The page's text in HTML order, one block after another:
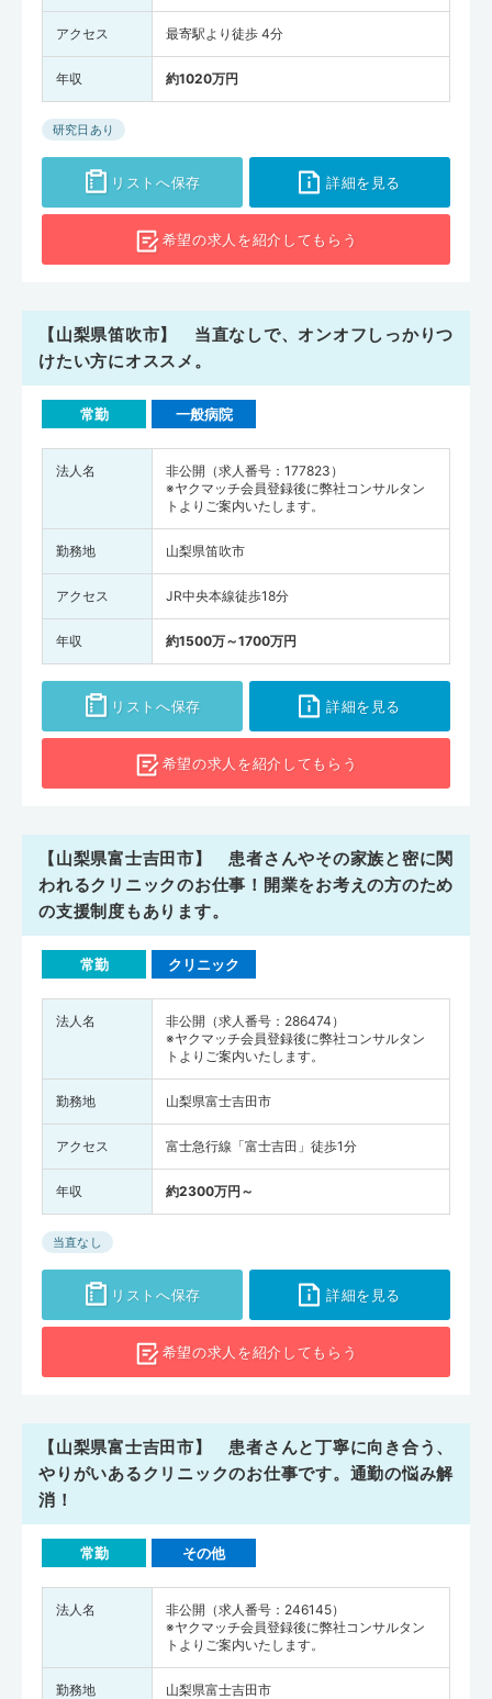
アクセス 最寄駅より徒歩 4分
年収 約1020万円
研究日あり
リストへ保存 詳細を見る
希望の求人を紹介してもらう
【山梨県笛吹市】 当直なしで、オンオフしっかりつ
けたい方にオススメ。
常勤 一般病院
法人名
非公開（求人番号：177823）
※ヤクマッチ会員登録後に弊社コンサルタン
トよりご案内いたします。
勤務地 山梨県笛吹市
アクセス JR中央本線徒歩18分
年収 約1500万～1700万円
リストへ保存 詳細を見る
希望の求人を紹介してもらう
【山梨県富士吉田市】 患者さんやその家族と密に関
われるクリニックのお仕事！開業をお考えの方のため
の支援制度もあります。
常勤 クリニック
法人名
非公開（求人番号：286474）
※ヤクマッチ会員登録後に弊社コンサルタン
トよりご案内いたします。
勤務地 山梨県富士吉田市
アクセス 富士急行線「富士吉田」徒歩1分
年収 約2300万円～
当直なし
リストへ保存 詳細を見る
希望の求人を紹介してもらう
【山梨県富士吉田市】 患者さんと丁寧に向き合う、
やりがいあるクリニックのお仕事です。通勤の悩み解
消！
常勤 その他
法人名
非公開（求人番号：246145）
※ヤクマッチ会員登録後に弊社コンサルタン
トよりご案内いたします。
勤務地 山梨県富士吉田市